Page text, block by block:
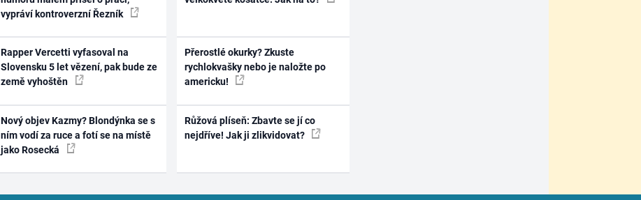
vypráví kontroverzní Řezník
Rapper Vercetti vyfasoval na
Slovensku 5 let vězení, pak bude ze
země vyhoštěn
Nový objev Kazmy? Blondýnka se s
ním vodí za ruce a fotí se na místě
jako Rosecká
Přerostlé okurky? Zkuste
rychlokvašky nebo je naložte po
americku!
Růžová plíseň: Zbavte se jí co
nejdříve! Jak ji zlikvidovat?